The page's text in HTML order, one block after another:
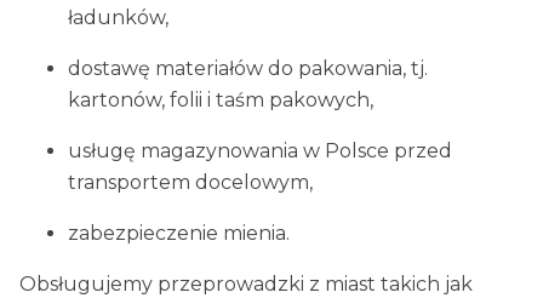
ładunków,
dostawę materiałów do pakowania, tj.
kartonów, folii i taśm pakowych,
usługę magazynowania w Polsce przed
transportem docelowym,
zabezpieczenie mienia.
Obsługujemy przeprowadzki z miast takich jak